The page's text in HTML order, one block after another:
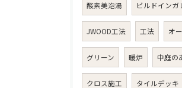
酸素美泡湯 ビルドインガ
JWOOD工法 工法 オ
グリーン 暖炉 中庭の
クロス施工 タイルデッキ